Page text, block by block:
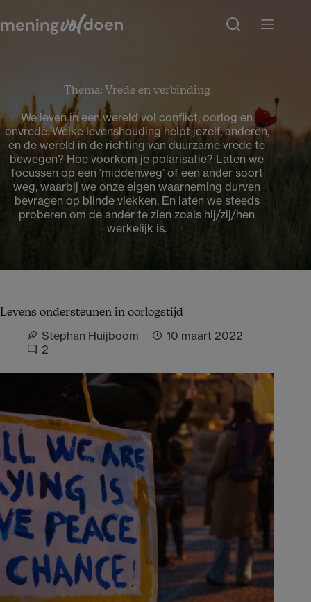
naar
de
Thema: Vrede en verbinding
We leven in een wereld vol conflict, oorlog en
onvrede. Welke levenshouding helpt jezelf, anderen,
en de wereld in de richting van duurzame vrede te
bewegen? Hoe voorkom je polarisatie? Laten we
focussen op een ‘middenweg’ of een ander soort
weg, waarbij we onze eigen waarneming durven
bevragen op blinde vlekken. En laten we steeds
proberen om de ander te zien zoals hij/zij/hen
werkelijk is.
Levens ondersteunen in oorlogstijd
Stephan Huijboom
10 maart 2022
2